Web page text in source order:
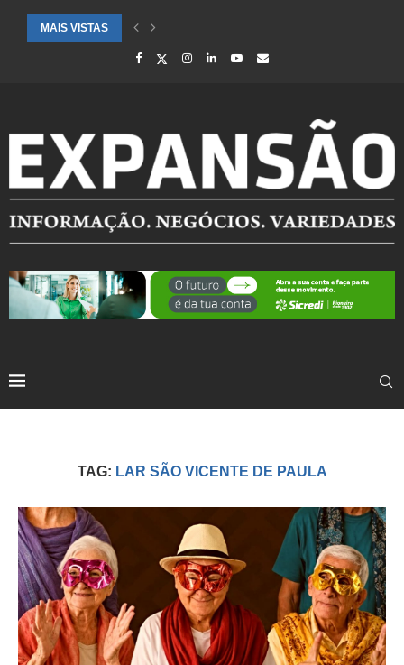
MAIS VISTAS
CIDADES ATENDIDAS PELO SEBRAE RS SÃO DESTAQUE EM
TAG: LAR SÃO VICENTE DE PAULA